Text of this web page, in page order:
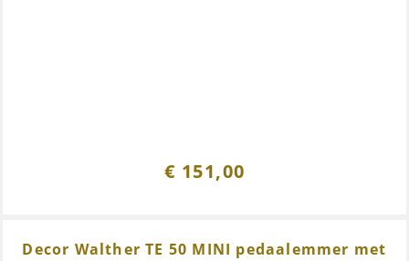
€ 151,00
Decor Walther TE 50 MINI pedaalemmer met